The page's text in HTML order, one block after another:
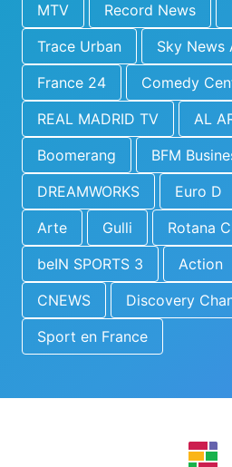
MTV
Record News
Trace Urban
Sky News
France 24
Comedy
REAL MADRID TV
AL
Boomerang
BFM
DREAMWORKS
Euro D
Arte
Gulli
Rotana
beIN SPORTS 3
Action
CNEWS
Discovery
Sport en France